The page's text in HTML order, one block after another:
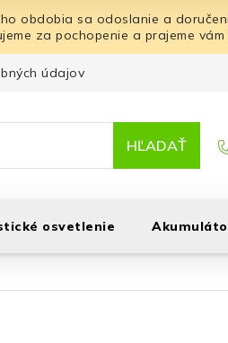
obdobia sa odoslanie a
za pochopenie a prajeme
údajov
HĽADAŤ
osvetlenie